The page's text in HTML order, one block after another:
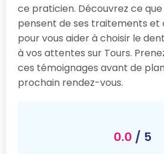
ce praticien. Découvrez ce
pensent de ses traitements et
pour vous aider à choisir le
à vos attentes sur Tours.
ces témoignages avant de
prochain rendez-vous.
0.0 / 5